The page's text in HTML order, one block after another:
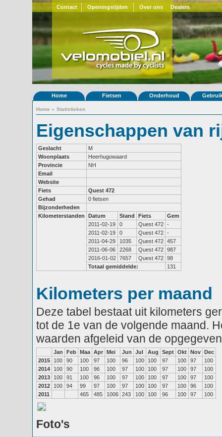
Contact Openingstijden Over ons Dealers
Home Fietsen Onderhoud
Home » Statistieken
Eigenschappen van
Geslacht
M
Woonplaats
Heerhugowaard
Provincie
NH
Email
Website
Fiets
Quest 472
Gehad
0 fietsen
Bijzonderheden
Kilometerstanden
Datum Stand Fiets
Gem
2011-02-19
0 Quest 472 -
2011-02-19
0 Quest 472 -
2011-04-29
1035 Quest 472 457
2011-06-06
2268 Quest 472 987
2016-01-02 7657 Quest 472 98
Totaal gemiddelde:
131
Kilometers per maand
Deze tabel bestaat uit kilometers
tot de 1e van de volgende maand.
waarden afgeleid van de
Jan Feb Maa Apr Mei Jun Jul Aug Sept Okt Nov Dec
2015
100 90 100 97 100 96 100 100 97 100 97
100
2014
100 90 100 96 100 97 100 100 97 100 97
100
2013
100 91 100 96 100 97 100 100 97 100 97
100
2012
100 94 99 97 100 97 100 100 97 100 96
100
2011
465 485 1006 243 100 100 96 100 97 100
Foto's